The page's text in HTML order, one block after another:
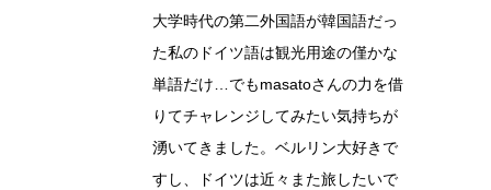
大学時代の第二外国語が韓国語だっ
た私のドイツ語は観光用途の僅かな
単語だけ…でもmasatoさんの力を借
りてチャレンジしてみたい気持ちが
湧いてきました。ベルリン大好きで
すし、ドイツは近々また旅したいで